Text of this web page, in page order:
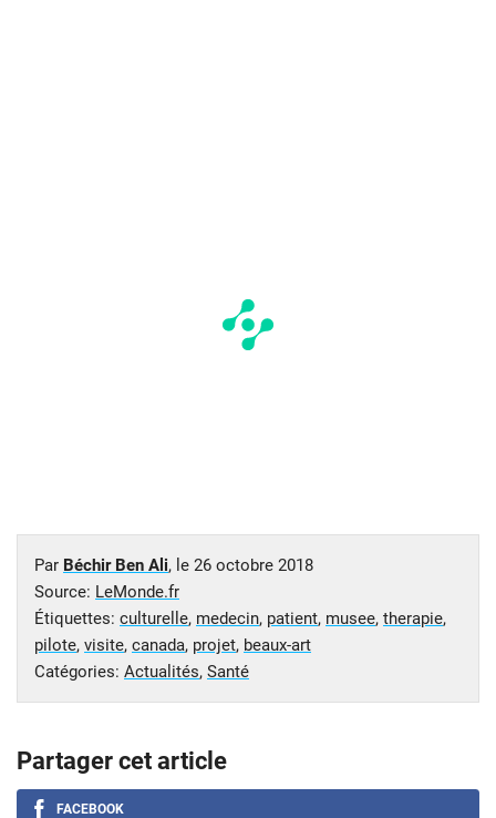
Par Béchir Ben Ali, le 26 octobre 2018
Source: LeMonde.fr
Étiquettes: culturelle, medecin, patient, musee, therapie,
pilote, visite, canada, projet, beaux-art
Catégories: Actualités, Santé
Partager cet article
FACEBOOK